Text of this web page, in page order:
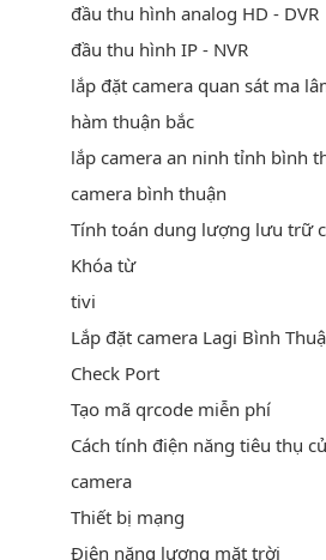
đầu thu hình analog HD - DVR
đầu thu hình IP - NVR
lắp đặt camera quan sát ma
hàm thuận bắc
lắp camera an ninh tỉnh bình
camera bình thuận
Tính toán dung lượng lưu trữ
Khóa từ
tivi
Lắp đặt camera Lagi Bình
Check Port
Tạo mã qrcode miễn phí
Cách tính điện năng tiêu thụ
camera
Thiết bị mạng
Điện năng lượng mặt trời